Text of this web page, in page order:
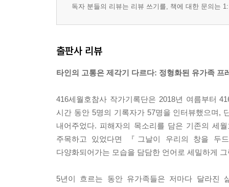
독자 분들의 리뷰는 리뷰 쓰기를, 책에 대한 문의는
출판사 리뷰
타인의 고통은 제각기 다르다: 정형화된 유가족 프
416세월호참사 작가기록단은 2018년 여름부터
시간 동안 5명의 기록자가 57명을 인터뷰했으며,
내어주었다. 피해자의 목소리를 담은 기존의 세
주목하고 있었다면 『그날이 우리의 창을 두
다양화되어가는 모습을 담담한 언어로 세밀하게
5년이 흐르는 동안 유가족들은 저마다 달라진